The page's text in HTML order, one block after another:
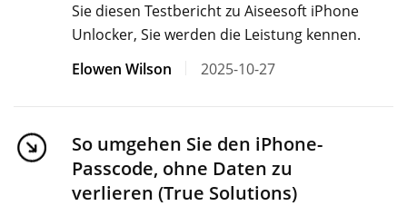
Sie diesen Testbericht zu Aiseesoft iPhone
Unlocker, Sie werden die Leistung kennen.
Elowen Wilson
2025-10-27
So umgehen Sie den iPhone-
Passcode, ohne Daten zu
verlieren (True Solutions)